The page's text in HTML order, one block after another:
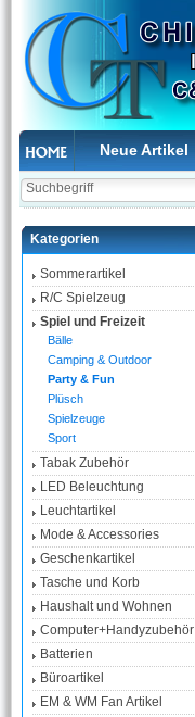
Neue Artikel
Kategorien
Sommerartikel
R/C Spielzeug
Spiel und Freizeit
Bälle
Camping & Outdoor
Party & Fun
Plüsch
Spielzeuge
Sport
Tabak Zubehör
LED Beleuchtung
Leuchtartikel
Mode & Accessories
Geschenkartikel
Tasche und Korb
Haushalt und Wohnen
Computer+Handyzubehör
Batterien
Büroartikel
EM & WM Fan Artikel